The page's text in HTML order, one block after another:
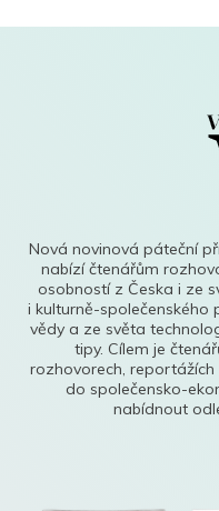
Nová novinová páteční
nabízí čtenářům
osobností z Česka i ze
i kulturně-společenského
vědy a ze světa
tipy. Cílem je
rozhovorech, reportážích
do společensko-
nabídnout